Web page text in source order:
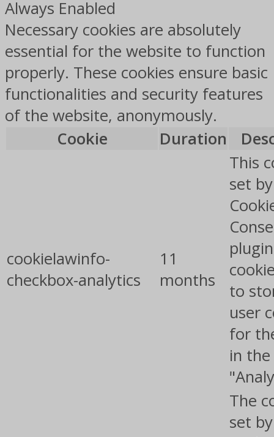
Always Enabled
Necessary cookies are absolutely
essential for the website to function
properly. These cookies ensure basic
functionalities and security features
of the website, anonymously.
Cookie
Duration
cookielawinfo-
checkbox-analytics
11
months
This
set
to
user
for
in
The
set